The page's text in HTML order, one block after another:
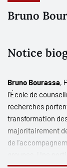
Bruno
Notice
Bruno Bourassa,
l’École de
recherches
transformation
majoritairement
de